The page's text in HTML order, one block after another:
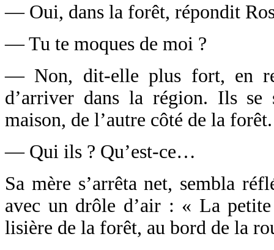
— Oui, dans la forêt, répondit
— Tu te moques de moi ?
— Non, dit-elle plus fort, en
d’arriver dans la région. Ils se
maison, de l’autre côté de la forêt.
— Qui ils ? Qu’est-ce…
Sa mère s’arrêta net, sembla
avec un drôle d’air : « La
lisière de la forêt, au bord de la